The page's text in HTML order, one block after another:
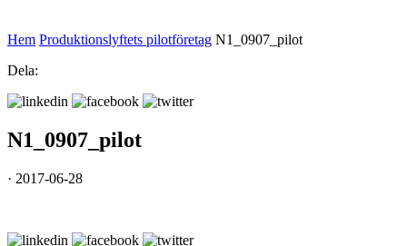
Hem Produktionslyftets pilotföretag N1_0907_pilot
Dela:
N1_0907_pilot
· 2017-06-28